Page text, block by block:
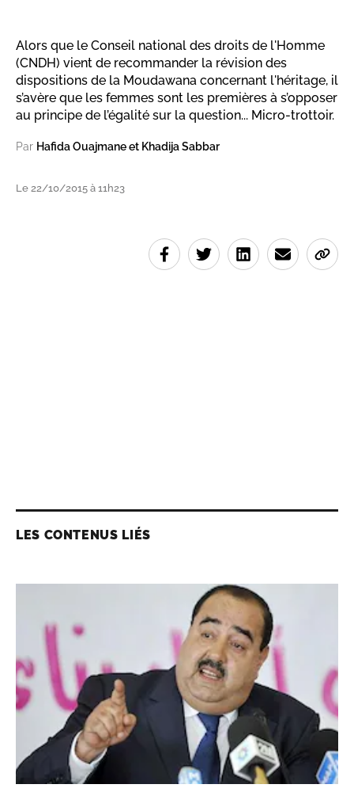
Alors que le Conseil national des droits de l'Homme
(CNDH) vient de recommander la révision des
dispositions de la Moudawana concernant l'héritage, il
s’avère que les femmes sont les premières à s’opposer
au principe de l’égalité sur la question... Micro-trottoir.
Par Hafida Ouajmane et Khadija Sabbar
Le 22/10/2015 à 11h23
LES CONTENUS LIÉS